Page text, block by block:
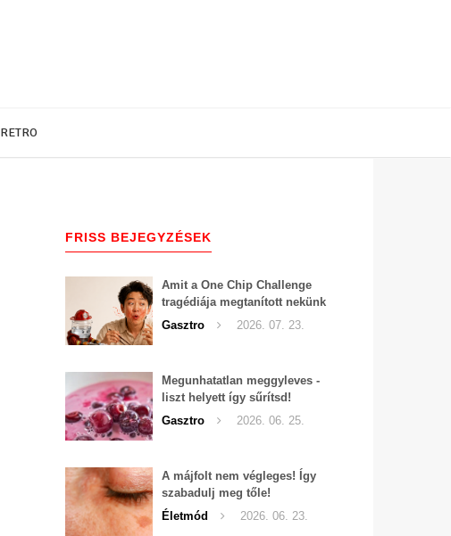
RETRO
FRISS BEJEGYZÉSEK
Amit a One Chip Challenge
tragédiája megtanított nekünk
a csípős kihívásokról
Gasztro 2026. 07. 23.
Megunhatatlan meggyleves -
liszt helyett így sűrítsd!
Gasztro
2026. 06. 25.
A májfolt nem végleges! Így
szabadulj meg tőle!
Életmód
2026. 06. 23.